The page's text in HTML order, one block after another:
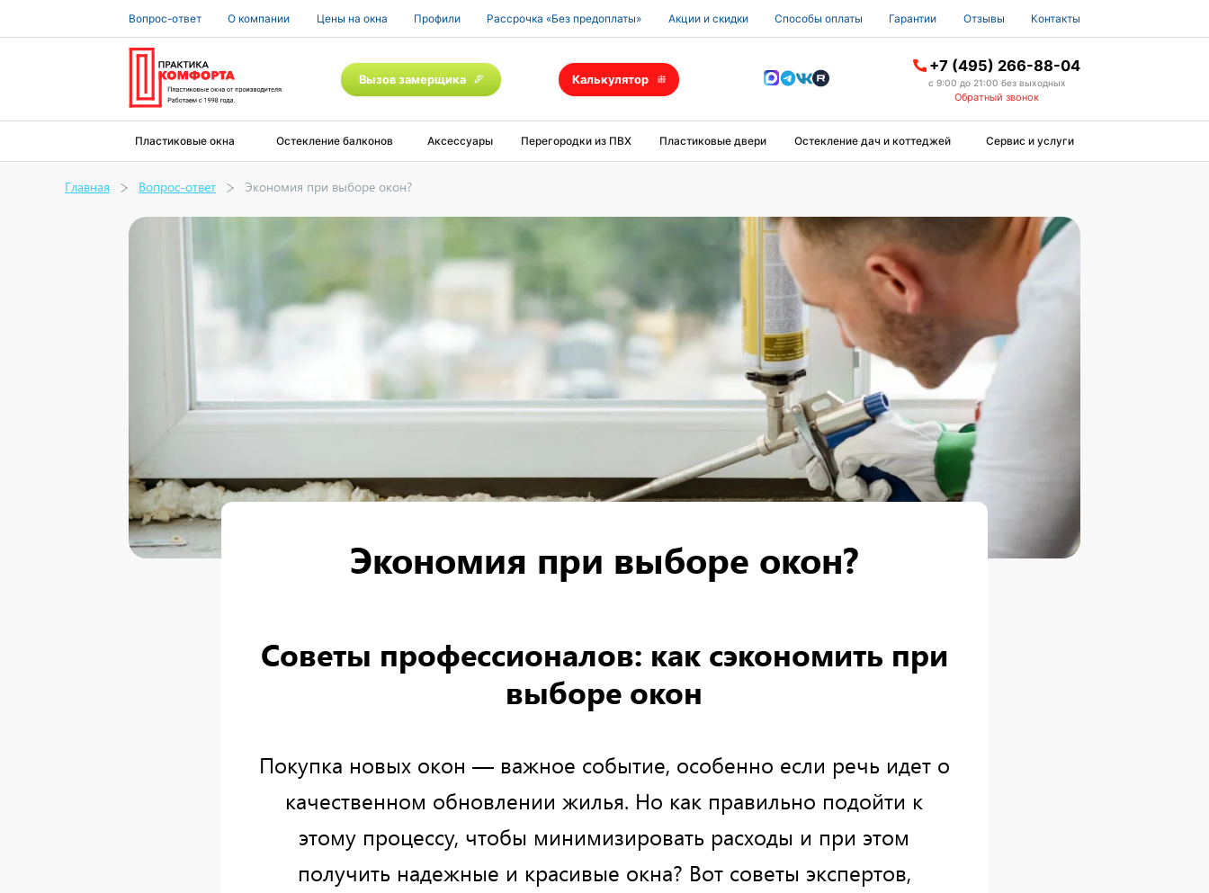
Вопрос-ответ О компании Цены на окна Профили Рассрочка «Без предоплаты» Акции и скидки Способы оплаты Гарантии Отзывы Контакты
Вызов замерщика Калькулятор
+7 (495) 266-88-04
с 9:00 до 21:00 без выходных
Обратный звонок
Пластиковые окна Остекление балконов Аксессуары Перегородки из ПВХ Пластиковые двери Остекление дач и коттеджей Сервис и услуги
Главная Вопрос-ответ Экономия при выборе окон?
Экономия при выборе окон?
Советы профессионалов: как сэкономить при
выборе окон
Покупка новых окон — важное событие, особенно если речь идет о
качественном обновлении жилья. Но как правильно подойти к
этому процессу, чтобы минимизировать расходы и при этом
получить надежные и красивые окна? Вот советы экспертов,